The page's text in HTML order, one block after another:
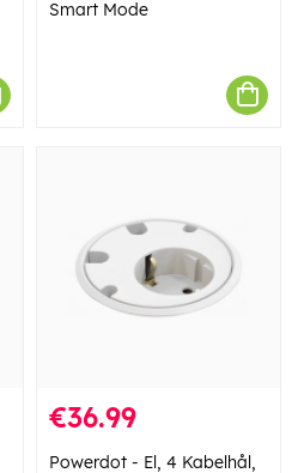
Smart Mode
€36.99
Powerdot - El, 4 Kabelhål,